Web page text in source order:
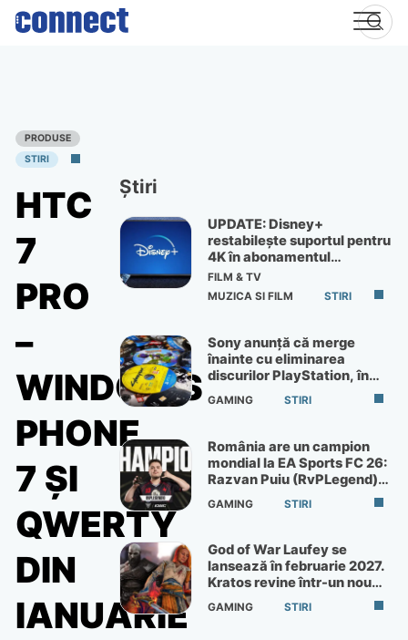
Skip
PRODUSE
STIRI
HTC
7
PRO
–
WINDOWS
PHONE
7 ȘI
QWERTY
DIN
IANUARIE
Știri
UPDATE: Disney+
restabilește suportul pentru
4K în abonamentul
Premium
FILM & TV
MUZICA SI FILM
STIRI
Sony anunță că merge
înainte cu eliminarea
discurilor PlayStation, în
ciuda protestelor
GAMING STIRI
România are un campion
mondial la EA Sports FC 26:
Razvan Puiu (RvPLegend)
câștigă turneul de la Paris
GAMING STIRI
God of War Laufey se
lansează în februarie 2027.
Kratos revine într-un nou
God of War
GAMING STIRI